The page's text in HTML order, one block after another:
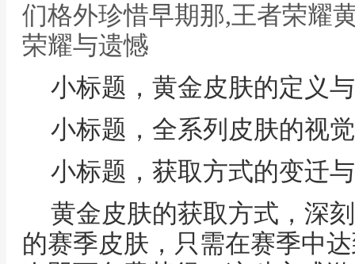
们格外珍惜早期那,王者荣耀
荣耀与遗憾
小标题，黄金皮肤的定义
小标题，全系列皮肤的视
小标题，获取方式的变迁
黄金皮肤的获取方式，深
的赛季皮肤，只需在赛季中